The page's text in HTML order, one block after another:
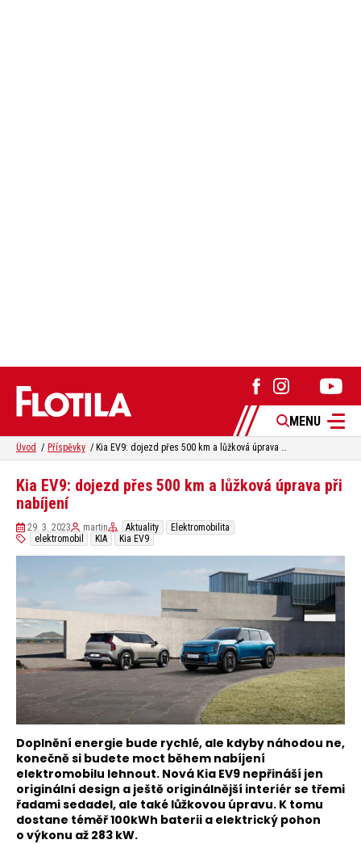
MENU
Úvod Příspěvky Kia EV9: dojezd přes 500 km a lůžková úprava při nabíjení
Kia EV9: dojezd přes 500 km a lůžková úprava při
nabíjení
29. 3. 2023 martin Aktuality
Elektromobilita
elektromobil
KIA Kia EV9
Doplnění energie bude rychlé, ale kdyby náhodou ne,
konečně si budete moct během nabíjení
elektromobilu lehnout. Nová Kia EV9 nepřináší jen
originální design a ještě originálnější interiér se třemi
řadami sedadel, ale také lůžkovou úpravu. K tomu
dostane téměř 100kWh baterii a elektrický pohon
o výkonu až 283 kW.